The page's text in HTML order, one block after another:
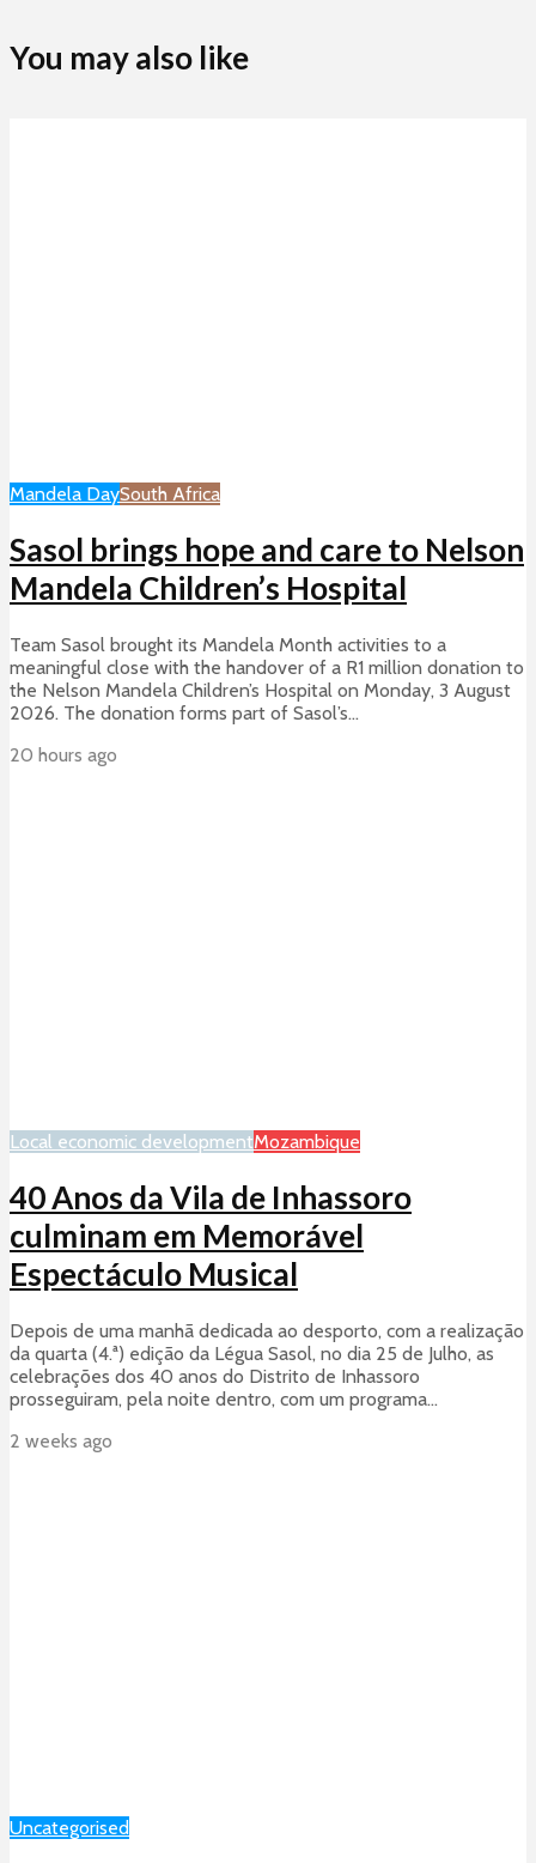
You may also like
Mandela DaySouth Africa
Sasol brings hope and care to Nelson
Mandela Children’s Hospital
Team Sasol brought its Mandela Month activities to a
meaningful close with the handover of a R1 million donation to
the Nelson Mandela Children’s Hospital on Monday, 3 August
2026. The donation forms part of Sasol’s...
20 hours ago
Local economic developmentMozambique
40 Anos da Vila de Inhassoro
culminam em Memorável
Espectáculo Musical
Depois de uma manhã dedicada ao desporto, com a realização
da quarta (4.ª) edição da Légua Sasol, no dia 25 de Julho, as
celebrações dos 40 anos do Distrito de Inhassoro
prosseguiram, pela noite dentro, com um programa...
2 weeks ago
Uncategorised